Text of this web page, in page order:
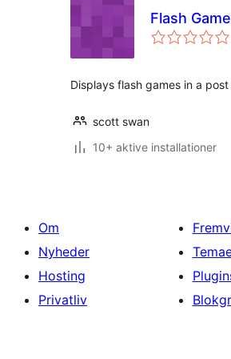
Flash
Displays flash games in a
scott swan
10+ aktive installationer
Om
Nyheder
Hosting
Privatliv